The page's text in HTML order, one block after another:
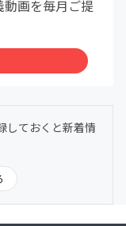
動画を毎月ご提
しておくと新着情